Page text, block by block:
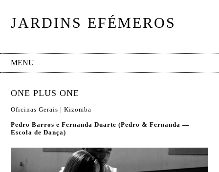
JARDINS EFÉMEROS
MENU
ONE PLUS ONE
Oficinas Gerais | Kizomba
Pedro Barros e Fernanda Duarte (Pedro & Fernanda —
Escola de Dança)